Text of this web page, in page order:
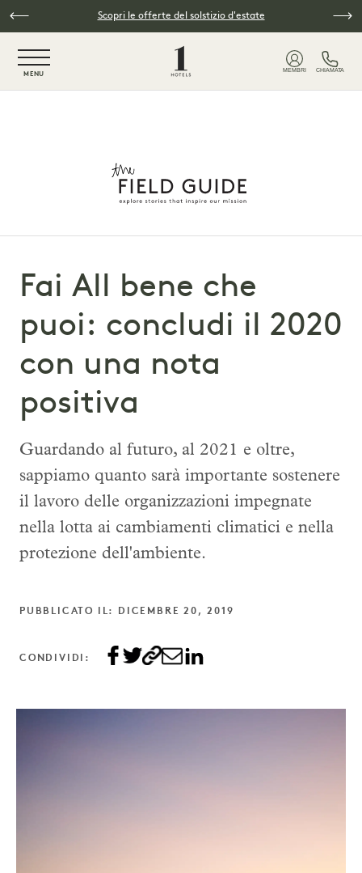
Vai al contenuto principale
Scopri le offerte del solstizio d'estate
MENU
MEMBRI CHIAMATA
Fai All bene che
puoi: concludi il 2020
con una nota
positiva
Guardando al futuro, al 2021 e oltre,
sappiamo quanto sarà importante sostenere
il lavoro delle organizzazioni impegnate
nella lotta ai cambiamenti climatici e nella
protezione dell'ambiente.
PUBBLICATO IL: DICEMBRE 20, 2019
CONDIVIDI: